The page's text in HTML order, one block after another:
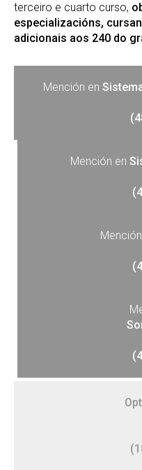
terceiro e cuarto curso,
especializacións,
adicionais aos 240 do
Mención en
Mención en